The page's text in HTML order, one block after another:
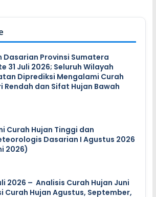
Dasarian Provinsi Sumatera
31 Juli 2026; Seluruh Wilayah
Diprediksi Mengalami Curah
Rendah dan Sifat Hujan Bawah
Curah Hujan Tinggi dan
Dasarian I Agustus 2026
2026)
2026 – Analisis Curah Hujan Juni
Curah Hujan Agustus, September,